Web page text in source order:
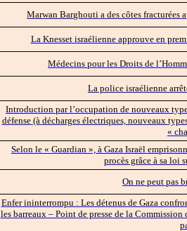
Marwan Barghouti a des côtes fracturées
La Knesset israélienne approuve en
Médecins pour les Droits de
La police israélienne
Introduction par l’occupation de nouveaux
défense (à décharges électriques, nouveaux
«
Selon le « Guardian », à Gaza Israël
procès grâce à sa loi
On ne peut pas
Enfer ininterrompu : Les détenus de Gaza
les barreaux – Point de presse de la